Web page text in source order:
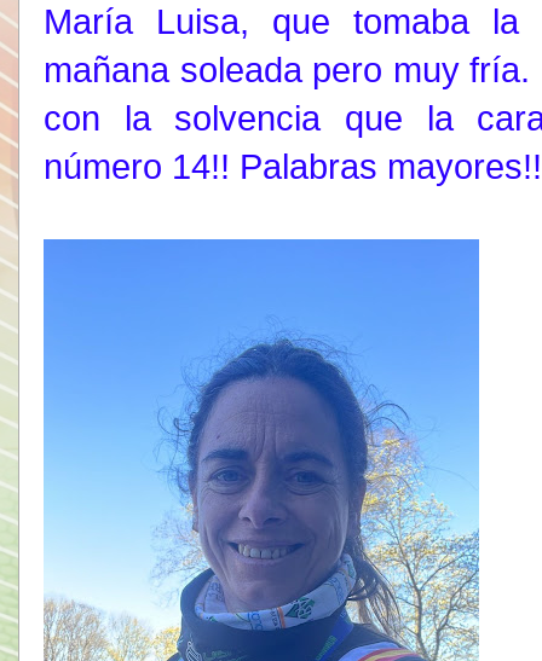
María Luisa, que tomaba
mañana soleada pero muy
con la solvencia que la
número 14!! Palabras mayores!!